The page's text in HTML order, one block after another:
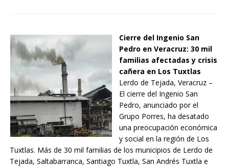
Cierre del Ingenio San
Pedro en Veracruz: 30 mil
familias afectadas y crisis
cañera en Los Tuxtlas
Lerdo de Tejada, Veracruz –
El cierre del Ingenio San
Pedro, anunciado por el
Grupo Porres, ha desatado
una preocupación económica
y social en la región de Los
Tuxtlas. Más de 30 mil familias de los municipios de Lerdo de
Tejada, Saltabarranca, Santiago Tuxtla, San Andrés Tuxtla e